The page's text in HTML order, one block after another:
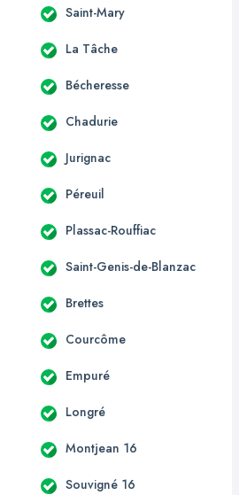
Saint-Mary
La Tâche
Bécheresse
Chadurie
Jurignac
Péreuil
Plassac-Rouffiac
Saint-Genis-de-Blanzac
Brettes
Courcôme
Empuré
Longré
Montjean 16
Souvigné 16